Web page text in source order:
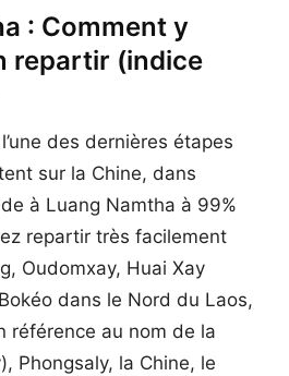
: Comment y
repartir (indice
des dernières étapes
sur la Chine, dans
à Luang Namtha à 99%
repartir très facilement
Oudomxay, Huai Xay
dans le Nord du Laos,
référence au nom de la
Phongsaly, la Chine, le